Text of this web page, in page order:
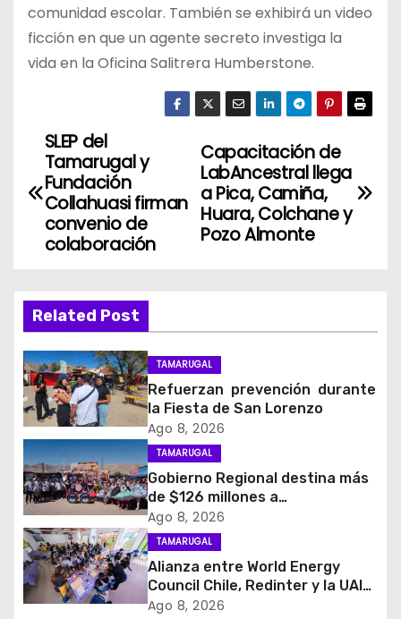
comunidad escolar. También se exhibirá un video
ficción en que un agente secreto investiga la
vida en la Oficina Salitrera Humberstone.
N
a
g
a
c
i
ó
n
d
e
e
Capacitación de
LabAncestral llega
a Pica, Camiña,
Huara, Colchane y
Pozo Almonte
SLEP del
Tamarugal y
Fundación
Collahuasi firman
convenio de
colaboración
Related Post
TAMARUGAL
Refuerzan prevención durante
la Fiesta de San Lorenzo
Ago 8, 2026
TAMARUGAL
Gobierno Regional destina más
de $126 millones a
organizaciones de la Fiesta de
San Lorenzo de Tarapacá
Ago 8, 2026
TAMARUGAL
Alianza entre World Energy
Council Chile, Redinter y la UAI
llevó el programa Kids in Energy
Ago 8, 2026